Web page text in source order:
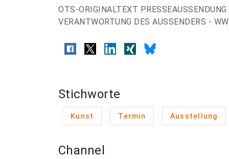
OTS-ORIGINALTEXT
VERANTWORTUNG DES AUSSENDERS -
Stichworte
Kunst Termin Ausstellung
Channel